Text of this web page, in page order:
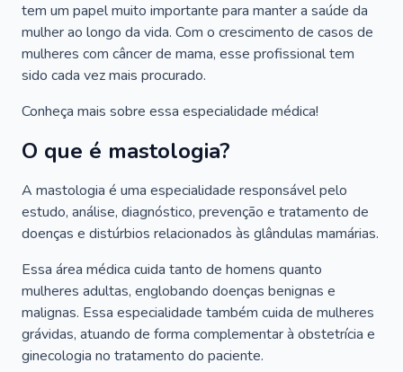
tem um papel muito importante para manter a saúde da
mulher ao longo da vida. Com o crescimento de casos de
mulheres com câncer de mama, esse profissional tem
sido cada vez mais procurado.
Conheça mais sobre essa especialidade médica!
O que é mastologia?
A mastologia é uma especialidade responsável pelo
estudo, análise, diagnóstico, prevenção e tratamento de
doenças e distúrbios relacionados às glândulas mamárias.
Essa área médica cuida tanto de homens quanto
mulheres adultas, englobando doenças benignas e
malignas. Essa especialidade também cuida de mulheres
grávidas, atuando de forma complementar à obstetrícia e
ginecologia no tratamento do paciente.